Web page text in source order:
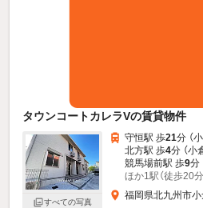
タウンコートカレラVの賃貸物件
すべての写真
守恒駅 歩21分 （
北方駅 歩4分 （小
競馬場前駅 歩9分
ほか1駅（徒歩20分
福岡県北九州市